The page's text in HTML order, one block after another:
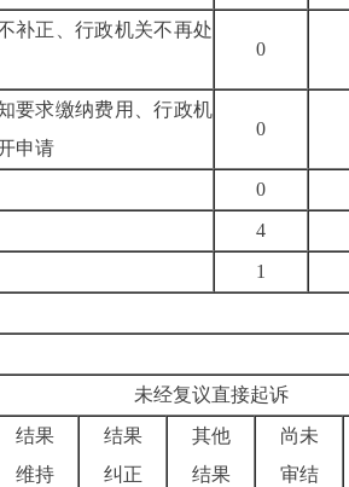
补正、行政机关不再处
0
要求缴纳费用、行政机
申请
0
0
4
1
未经复议直接起诉
结果
维持
结果
纠正
其他
结果
尚未
审结